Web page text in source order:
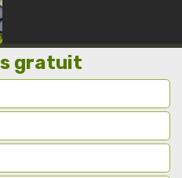
gratuit